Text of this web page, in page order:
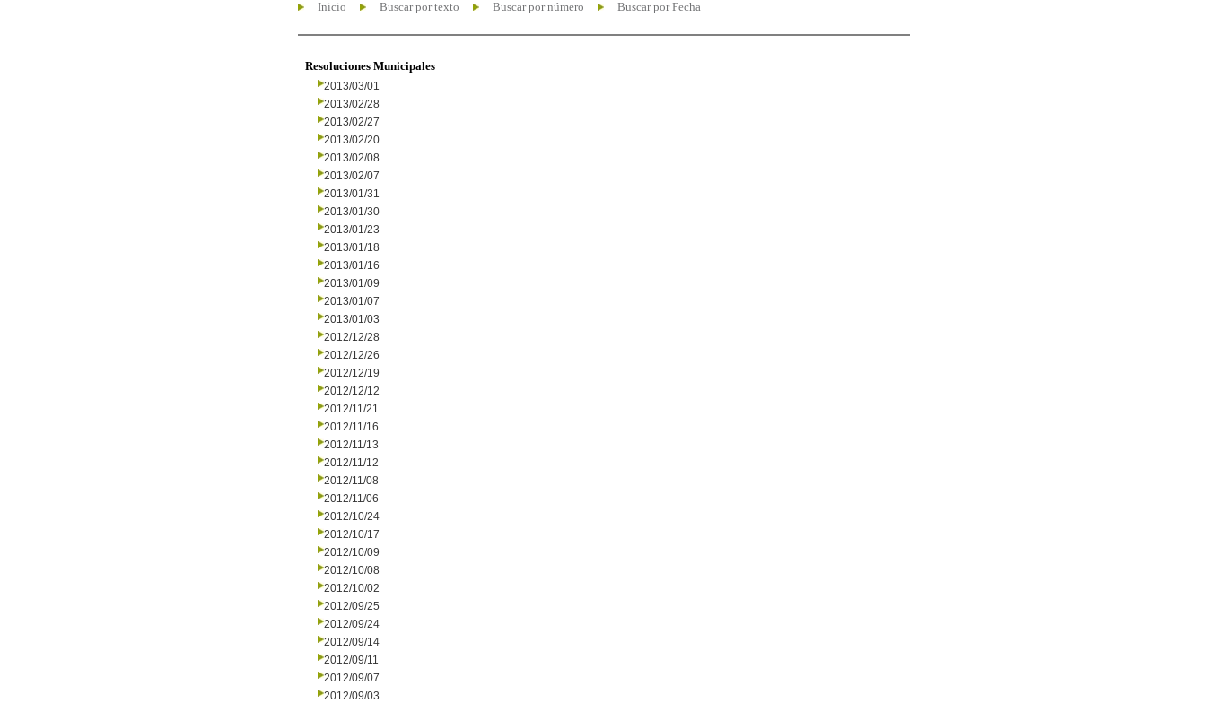
Inicio Buscar por texto Buscar por número Buscar por Fecha
Resoluciones Municipales
2013/03/01
2013/02/28
2013/02/27
2013/02/20
2013/02/08
2013/02/07
2013/01/31
2013/01/30
2013/01/23
2013/01/18
2013/01/16
2013/01/09
2013/01/07
2013/01/03
2012/12/28
2012/12/26
2012/12/19
2012/12/12
2012/11/21
2012/11/16
2012/11/13
2012/11/12
2012/11/08
2012/11/06
2012/10/24
2012/10/17
2012/10/09
2012/10/08
2012/10/02
2012/09/25
2012/09/24
2012/09/14
2012/09/11
2012/09/07
2012/09/03